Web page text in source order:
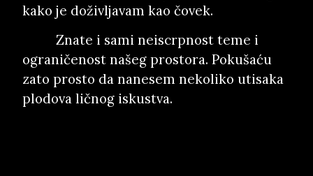
kako je doživljavam kao čovek.
Znate i sami neiscrpnost teme i
ograničenost našeg prostora. Pokušaću
zato prosto da nanesem nekoliko utisaka
plodova ličnog iskustva.